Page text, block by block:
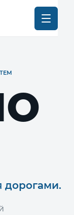
дорогами.